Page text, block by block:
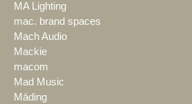
MA Lighting
mac. brand spaces
Mach Audio
Mackie
macom
Mad Music
Mäding